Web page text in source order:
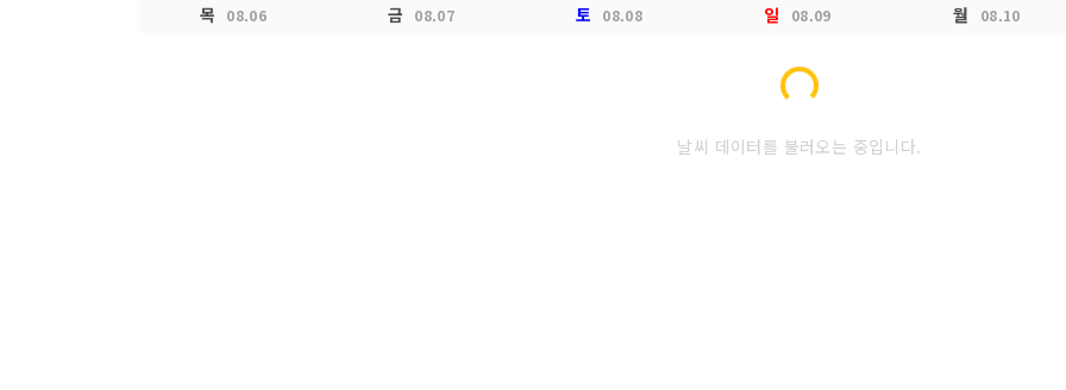
목 08.06 금 08.07 토 08.08 일 08.09 월 08.10
Loading...
날씨 데이터를 불러오는 중입니다.